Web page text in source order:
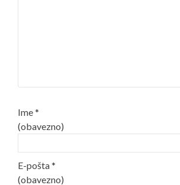
Ime*
(obavezno)
E-pošta*
(obavezno)